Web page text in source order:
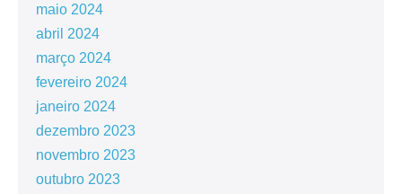
maio 2024
abril 2024
março 2024
fevereiro 2024
janeiro 2024
dezembro 2023
novembro 2023
outubro 2023